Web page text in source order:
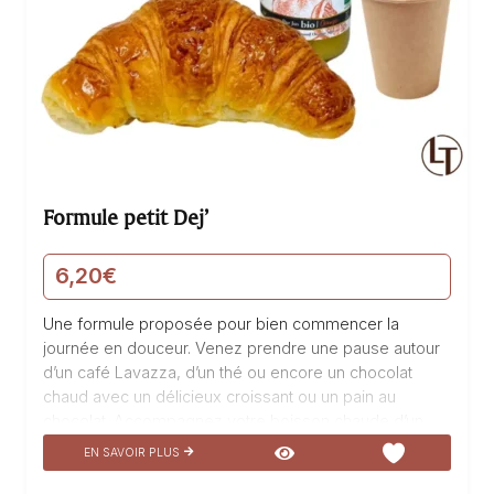
Formule petit Dej’
6,20€
Une formule proposée pour bien commencer la
journée en douceur. Venez prendre une pause autour
d’un café Lavazza, d’un thé ou encore un chocolat
chaud avec un délicieux croissant ou un pain au
pur jus d’orange Bio fraîchement pressé. La
Talemelerie vous invite à savourer ce moment de
EN SAVOIR PLUS